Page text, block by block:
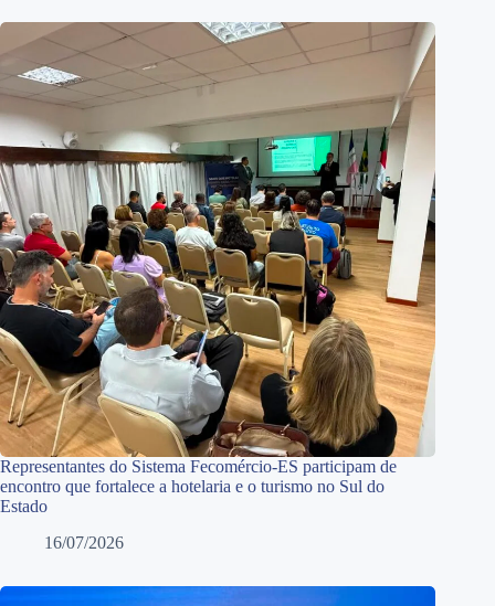
Representantes do Sistema Fecomércio-ES participam de
encontro que fortalece a hotelaria e o turismo no Sul do
Estado
16/07/2026